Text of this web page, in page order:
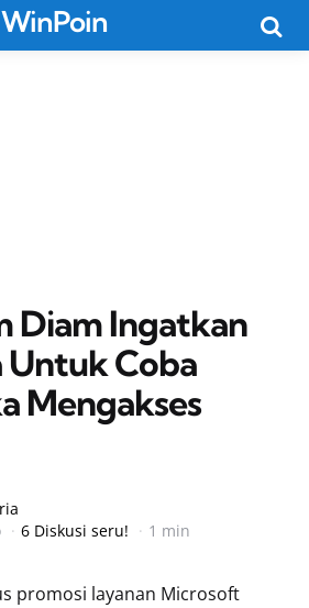
WinPoin
Diam Ingatkan
Untuk Coba
Mengakses
6 Diskusi seru! 1 min
promosi layanan Microsoft